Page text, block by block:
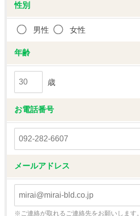
性別
男性 女性
年齢
歳
お電話番号
メールアドレス
※ご連絡が取れるご連絡先をお願いします。